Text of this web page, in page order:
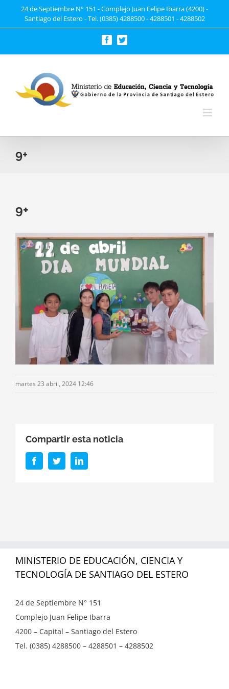
24 de Septiembre N° 151 - Complejo Juan Felipe Ibarra (4200) -
Santiago del Estero - Tel. (0385) 4288500 - 4288501 - 4288502
FacebookTwitter
9+
9+
martes 23 abril, 2024 12:46
Compartir esta noticia
FacebookTwitterLinkedIn
MINISTERIO DE EDUCACIÓN, CIENCIA Y
TECNOLOGÍA DE SANTIAGO DEL ESTERO
24 de Septiembre N° 151
Complejo Juan Felipe Ibarra
4200 – Capital – Santiago del Estero
Tel. (0385) 4288500 – 4288501 – 4288502